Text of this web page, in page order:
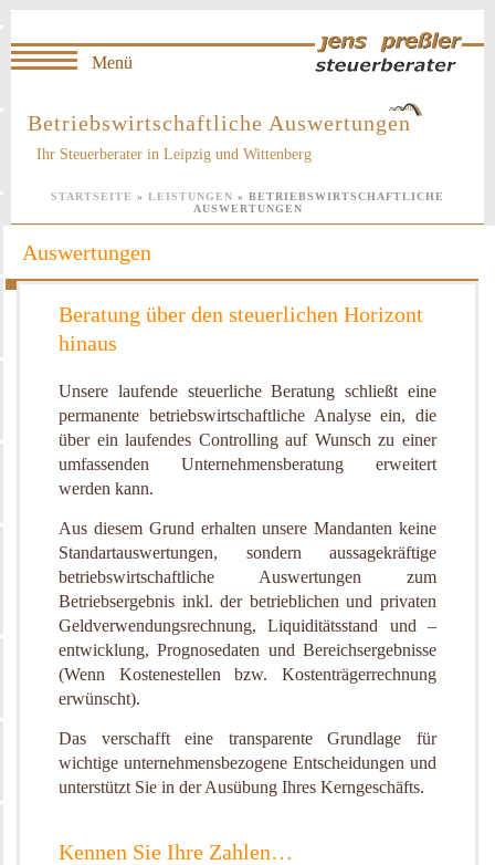
Betriebswirtschaftliche Auswertungen
Ihr Steuerberater in Leipzig und Wittenberg
STARTSEITE » LEISTUNGEN » BETRIEBSWIRTSCHAFTLICHE
AUSWERTUNGEN
Auswertungen
Beratung über den steuerlichen Horizont
hinaus
Unsere laufende steuerliche Beratung schließt eine
permanente betriebswirtschaftliche Analyse ein, die
über ein laufendes Controlling auf Wunsch zu einer
umfassenden Unternehmensberatung erweitert
werden kann.
Aus diesem Grund erhalten unsere Mandanten keine
Standartauswertungen, sondern aussagekräftige
betriebswirtschaftliche Auswertungen zum
Betriebsergebnis inkl. der betrieblichen und privaten
Geldverwendungsrechnung, Liquiditätsstand und –
entwicklung, Prognosedaten und Bereichsergebnisse
(Wenn Kostenestellen bzw. Kostenträgerrechnung
erwünscht).
Das verschafft eine transparente Grundlage für
wichtige unternehmensbezogene Entscheidungen und
unterstützt Sie in der Ausübung Ihres Kerngeschäfts.
Kennen Sie Ihre Zahlen…